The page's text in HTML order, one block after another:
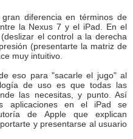
diferencia en términos de
la Nexus 7 y el iPad. En el
el control a la derecha
(presentarte la matriz de
muy intuitivo.
eso para "sacarle el jugo" al
de uso es que todas las
las necesitas, y punto. Así
aplicaciones en el iPad se
de Apple que explican
y presentarse al usuario